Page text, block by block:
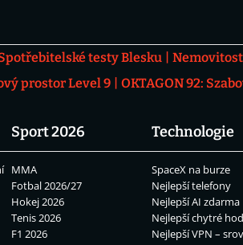
testy Blesku
prostor Level 9 OKTAGON 92:
Sport 2026
MMA
Fotbal 2026/27
Hokej 2026
Tenis 2026
F1 2026
Technologie
SpaceX na burze
Nejlepší telefony
Nejlepší AI zdarma
Nejlepší chytré
Nejlepší VPN –